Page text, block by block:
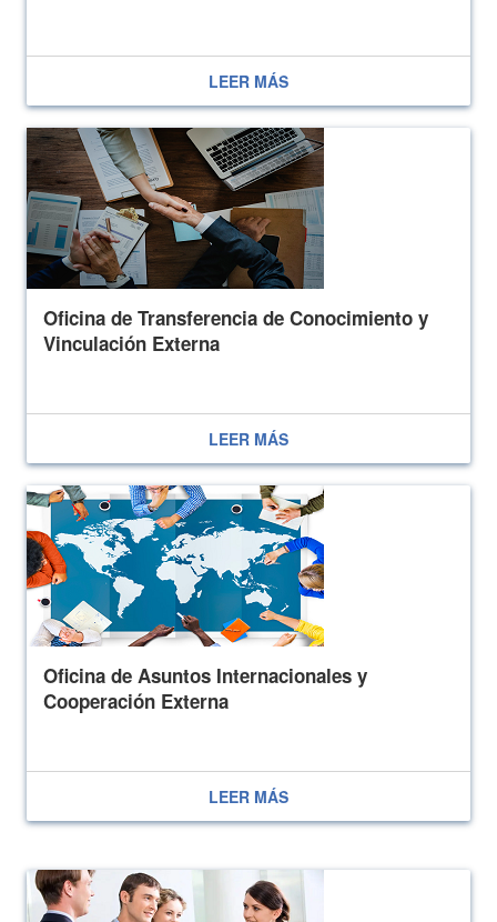
LEER MÁS
Oficina de Transferencia de Conocimiento y
Vinculación Externa
LEER MÁS
Oficina de Asuntos Internacionales y
Cooperación Externa
LEER MÁS